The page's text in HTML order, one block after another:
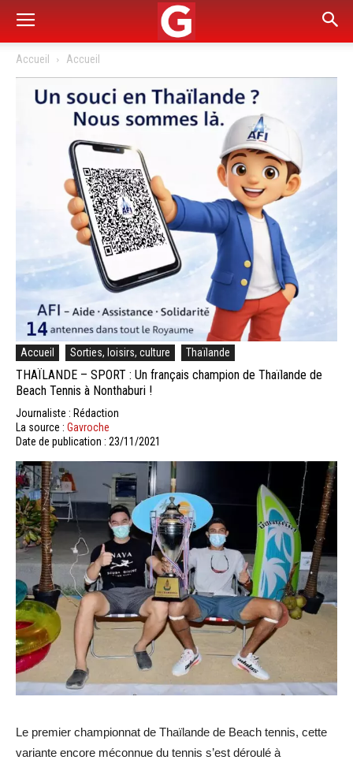
Accueil Accueil
Accueil Sorties, loisirs, culture Thaïlande
THAÏLANDE – SPORT : Un français champion de Thaïlande de
Beach Tennis à Nonthaburi !
Journaliste : Rédaction
La source : Gavroche
Date de publication : 23/11/2021
Le premier championnat de Thaïlande de Beach tennis, cette
variante encore méconnue du tennis s’est déroulé à